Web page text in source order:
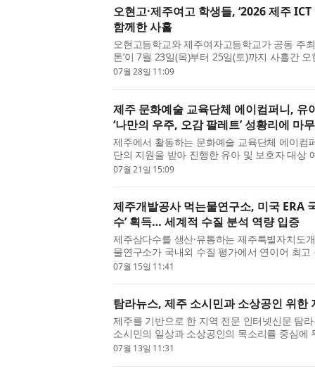
오현고·제주여고 학생들, ‘2026 제주
함께한 사흘
오현고등학교와 제주여자고등학교가 공동 주
톤’이 7월 23일(목)부터 25일(토)까지 사흘간
양교가 공동으로 맡았고, 교육은 제주 지역
07월 28일 11:09
제주 문화예술 교육단체 에이컴퍼니, 유
‘나만의 우주, 오감 팔레트’ 성황리에 마
제주에서 활동하는 문화예술 교육단체 에이컴
단의 지원을 받아 진행한 유아 및 보호자 대상
팔레트’를 성황리에 마쳤다고 밝혔다. 이번 프
07월 21일 15:09
제주개발공사 먹는물연구소, 미국 ERA
수’ 획득… 세계적 수질 분석 역량 입증
제주삼다수를 생산·유통하는 제주특별자치도
물연구소가 국내외 수질 평가에서 연이어 최
석 역량과 신뢰도를 다시 한번 증명했다. 제주
07월 15일 11:41
탐라뉴스, 제주 소시민과 소상공인 위한
제주를 기반으로 한 지역 전문 인터넷신문 탐
소시민의 일상과 소상공인의 목소리를 중심에
언론을 지향한다. 단순한 사고 보도에 그치지
07월 13일 11:31